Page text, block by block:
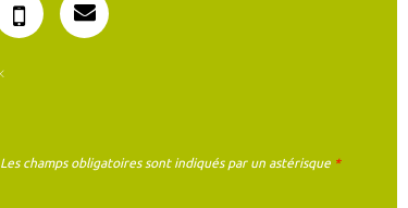
Les champs obligatoires sont indiqués par un astérisque *